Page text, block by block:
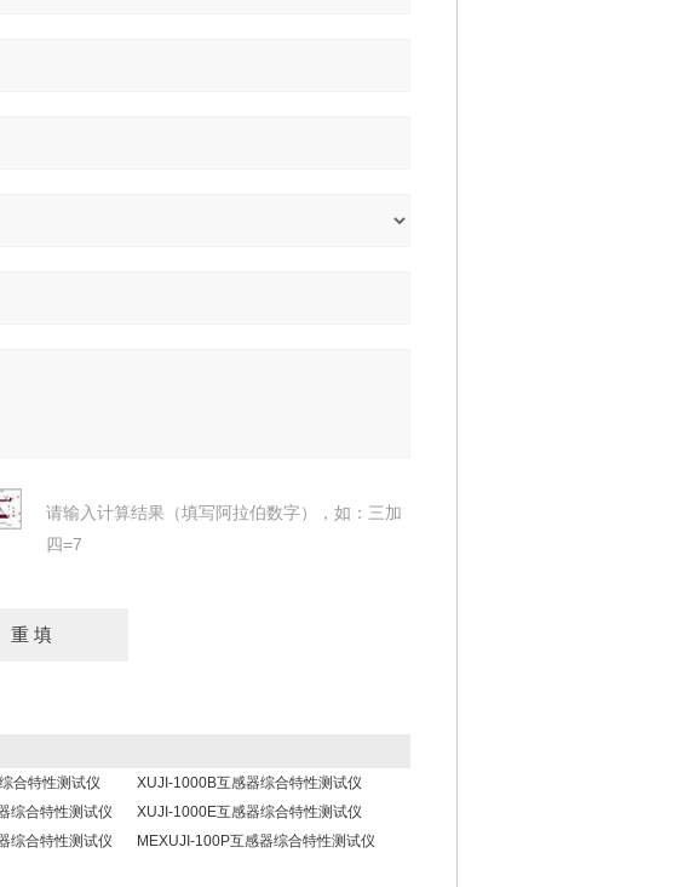
请输入计算结果（填写阿拉伯数字），如：三加
四=7
合特性测试仪
XUJI-1000B互感器综合特性测试仪
综合特性测试仪
XUJI-1000E互感器综合特性测试仪
综合特性测试仪
MEXUJI-100P互感器综合特性测试仪